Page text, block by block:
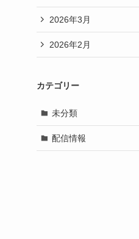
2026年3月
2026年2月
カテゴリー
未分類
配信情報